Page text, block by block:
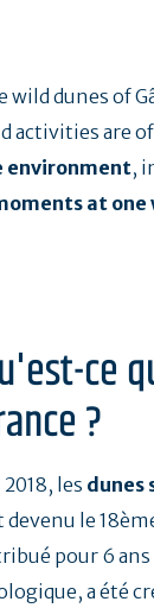
wild dunes of
activities are
environment,
at one
ce
?
2018, les dunes
devenu le
pour 6
a été